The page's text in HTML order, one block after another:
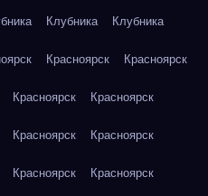
Клубника Клубника
Красноярск Красноярск
Красноярск Красноярск
Красноярск Красноярск
Красноярск Красноярск